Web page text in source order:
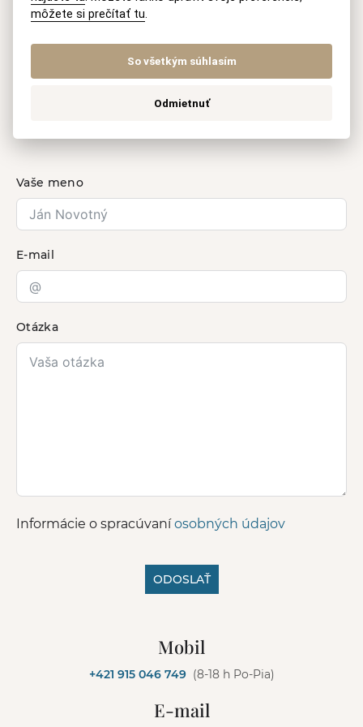
Máte záujem o naše
právne služby?
Vaše meno
E-mail
Otázka
Informácie o spracúvaníosobných údajov
ODOSLAŤ
Mobil
+421 915 046 749 (8-18 h Po-Pia)
E-mail
môžete si prečítať tu.
So všetkým súhlasím
Odmietnuť